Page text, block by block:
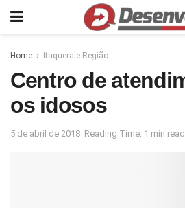
Home Itaquera e Região
Centro de
os idosos
5 de abril de 2018 Reading Time: 1 min read